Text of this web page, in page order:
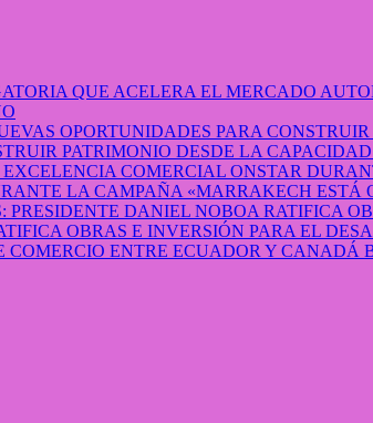
PATRIMONIO DESDE LA
LA CAMPAÑA «MARRAKECH ESTÁ
OBRAS E INVERSIÓN PARA EL